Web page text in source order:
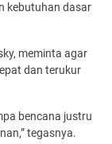
kebutuhan dasar
meminta agar
dan terukur
bencana justru
tegasnya.